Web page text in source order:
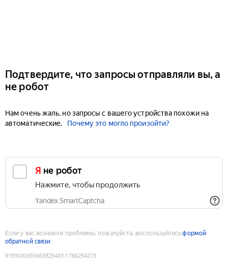
Подтвердите, что запросы отправляли вы, а
не робот
Нам очень жаль, но запросы с вашего устройства похожи на
автоматические.
Почему это могло произойти?
Я не робот
Нажмите, чтобы продолжить
Yandex SmartCaptcha
Если у вас возникли проблемы, пожалуйста, воспользуйтесьформой
обратной связи
9193030655663825403:1786254273